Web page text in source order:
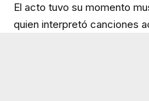
El acto tuvo su momento
quien interpretó canciones